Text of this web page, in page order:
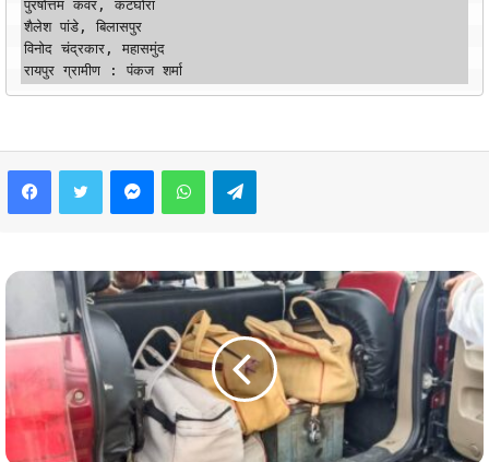
पुरषोत्तम कंवर, कटघोरा
शैलेश पांडे, बिलासपुर
विनोद चंद्रकार, महासमुंद
रायपुर ग्रामीण : पंकज शर्मा
FacebookTwitter MessengerWhatsAppTelegram